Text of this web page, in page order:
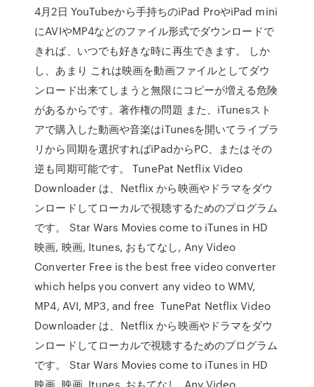
4月2日 YouTubeから手持ちのiPad ProやiPad mini
にAVIやMP4などのファイル形式でダウンロードで
きれば、いつでも好きな時に再生できます。 しか
し、あまり これは映画を動画ファイルとしてダウ
ンロード出来てしまうと無限にコピーが増える危険
があるからです。著作権の問題 また、iTunesスト
アで購入した動画や音楽はiTunesを開いてライブラ
リから同期を選択すればiPadからPC、またはその
逆も同期可能です。 TunePat Netflix Video
Downloader は、Netflix から映画やドラマをダウ
ンロードしてローカルで視聴するためのプログラム
です。 Star Wars Movies come to iTunes in HD
映画, 映画, Itunes, おもてなし, Any Video
Converter Free is the best free video converter
which helps you convert any video to WMV,
MP4, AVI, MP3, and free TunePat Netflix Video
Downloader は、Netflix から映画やドラマをダウ
ンロードしてローカルで視聴するためのプログラム
です。 Star Wars Movies come to iTunes in HD
映画, 映画, Itunes, おもてなし, Any Video